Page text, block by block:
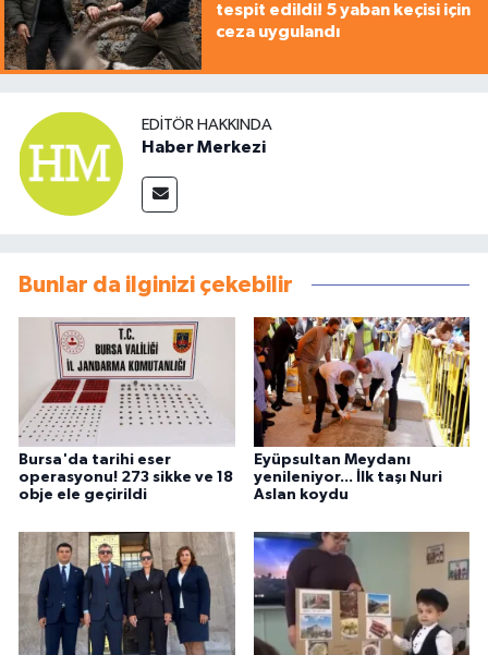
tespit edildi! 5 yaban keçisi için
ceza uygulandı
EDITÖR HAKKINDA
Haber Merkezi
Bunlar da ilginizi çekebilir
Bursa'da tarihi eser
operasyonu! 273 sikke ve 18
obje ele geçirildi
Eyüpsultan Meydanı
yenileniyor... İlk taşı Nuri
Aslan koydu